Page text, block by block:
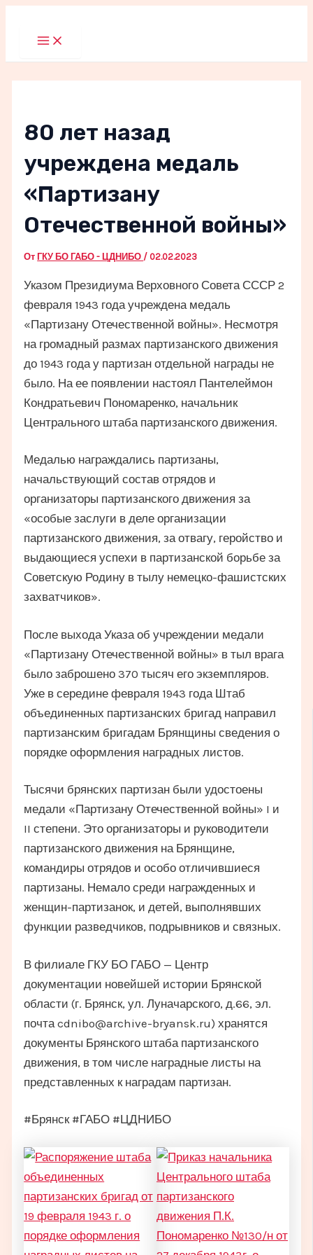
Main
Menu
80 лет назад
учреждена медаль
«Партизану
Отечественной войны»
ОтГКУ БО ГАБО - ЦДНИБО / 02.02.2023
Указом Президиума Верховного Совета СССР 2
февраля 1943 года учреждена медаль
«Партизану Отечественной войны». Несмотря
на громадный размах партизанского движения
до 1943 года у партизан отдельной награды не
было. На ее появлении настоял Пантелеймон
Кондратьевич Пономаренко, начальник
Центрального штаба партизанского движения.
Медалью награждались партизаны,
начальствующий состав отрядов и
организаторы партизанского движения за
«особые заслуги в деле организации
партизанского движения, за отвагу, геройство и
выдающиеся успехи в партизанской борьбе за
Советскую Родину в тылу немецко-фашистских
захватчиков».
После выхода Указа об учреждении медали
«Партизану Отечественной войны» в тыл врага
было заброшено 370 тысяч его экземпляров.
Уже в середине февраля 1943 года Штаб
объединенных партизанских бригад направил
партизанским бригадам Брянщины сведения о
порядке оформления наградных листов.
Тысячи брянских партизан были удостоены
медали «Партизану Отечественной войны» I и
II степени. Это организаторы и руководители
партизанского движения на Брянщине,
командиры отрядов и особо отличившиеся
партизаны. Немало среди награжденных и
женщин-партизанок, и детей, выполнявших
функции разведчиков, подрывников и связных.
В филиале ГКУ БО ГАБО — Центр
документации новейшей истории Брянской
области (г. Брянск, ул. Луначарского, д.66, эл.
почта cdnibo@archive-bryansk.ru) хранятся
документы Брянского штаба партизанского
движения, в том числе наградные листы на
представленных к наградам партизан.
#Брянск #ГАБО #ЦДНИБО